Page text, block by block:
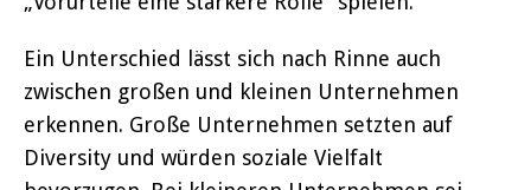
Ein Unterschied lässt sich nach Rinne auch
zwischen großen und kleinen Unternehmen
erkennen. Große Unternehmen setzten auf
Diversity und würden soziale Vielfalt